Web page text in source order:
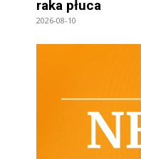
raka płuca
2026-08-10